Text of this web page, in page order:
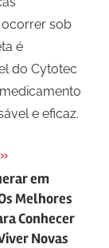
sob
é
do Cytotec
e eficaz.
em
Melhores
Conhecer
Novas